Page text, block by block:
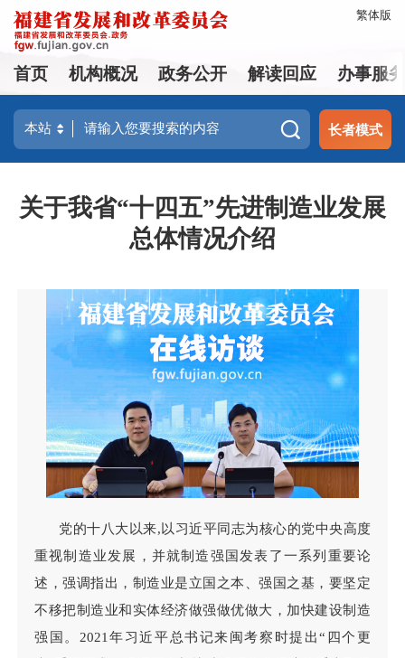
繁体版
首页 机构概况 政务公开 解读回应 办事服
长者模式
关于我省“十四五”先进制造业发展
总体情况介绍
党的十八大以来,以习近平同志为核心的党中央高度
重视制造业发展，并就制造强国发表了一系列重要论
述，强调指出，制造业是立国之本、强国之基，要坚定
不移把制造业和实体经济做强做优做大，加快建设制造
强国。2021年习近平总书记来闽考察时提出“四个更